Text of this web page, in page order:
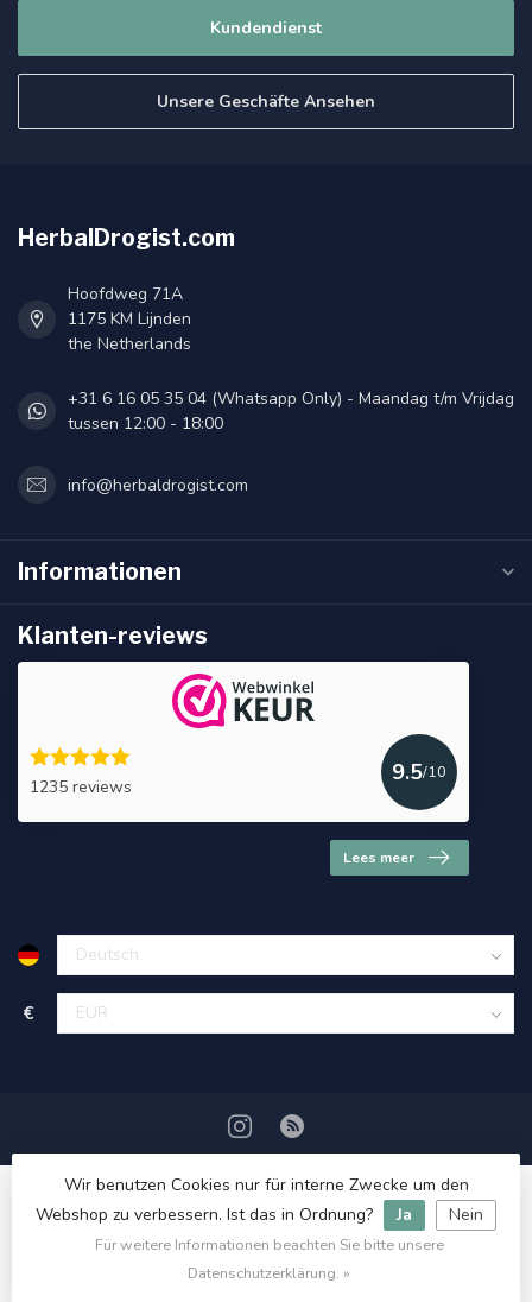
Kundendienst
Unsere Geschäfte Ansehen
HerbalDrogist.com
Hoofdweg 71A
1175 KM Lijnden
the Netherlands
+31 6 16 05 35 04 (Whatsapp Only) - Maandag t/m Vrijdag
tussen 12:00 - 18:00
info@herbaldrogist.com
Informationen
Klanten-reviews
1235 reviews
9.5/10
Lees meer
€
© Copyright 2026 HerbalDrogist.com
Wir benutzen Cookies nur für interne Zwecke um den
Webshop zu verbessern. Ist das in Ordnung?
Ja Nein
Für weitere Informationen beachten Sie bitte unsere
Datenschutzerklärung. »